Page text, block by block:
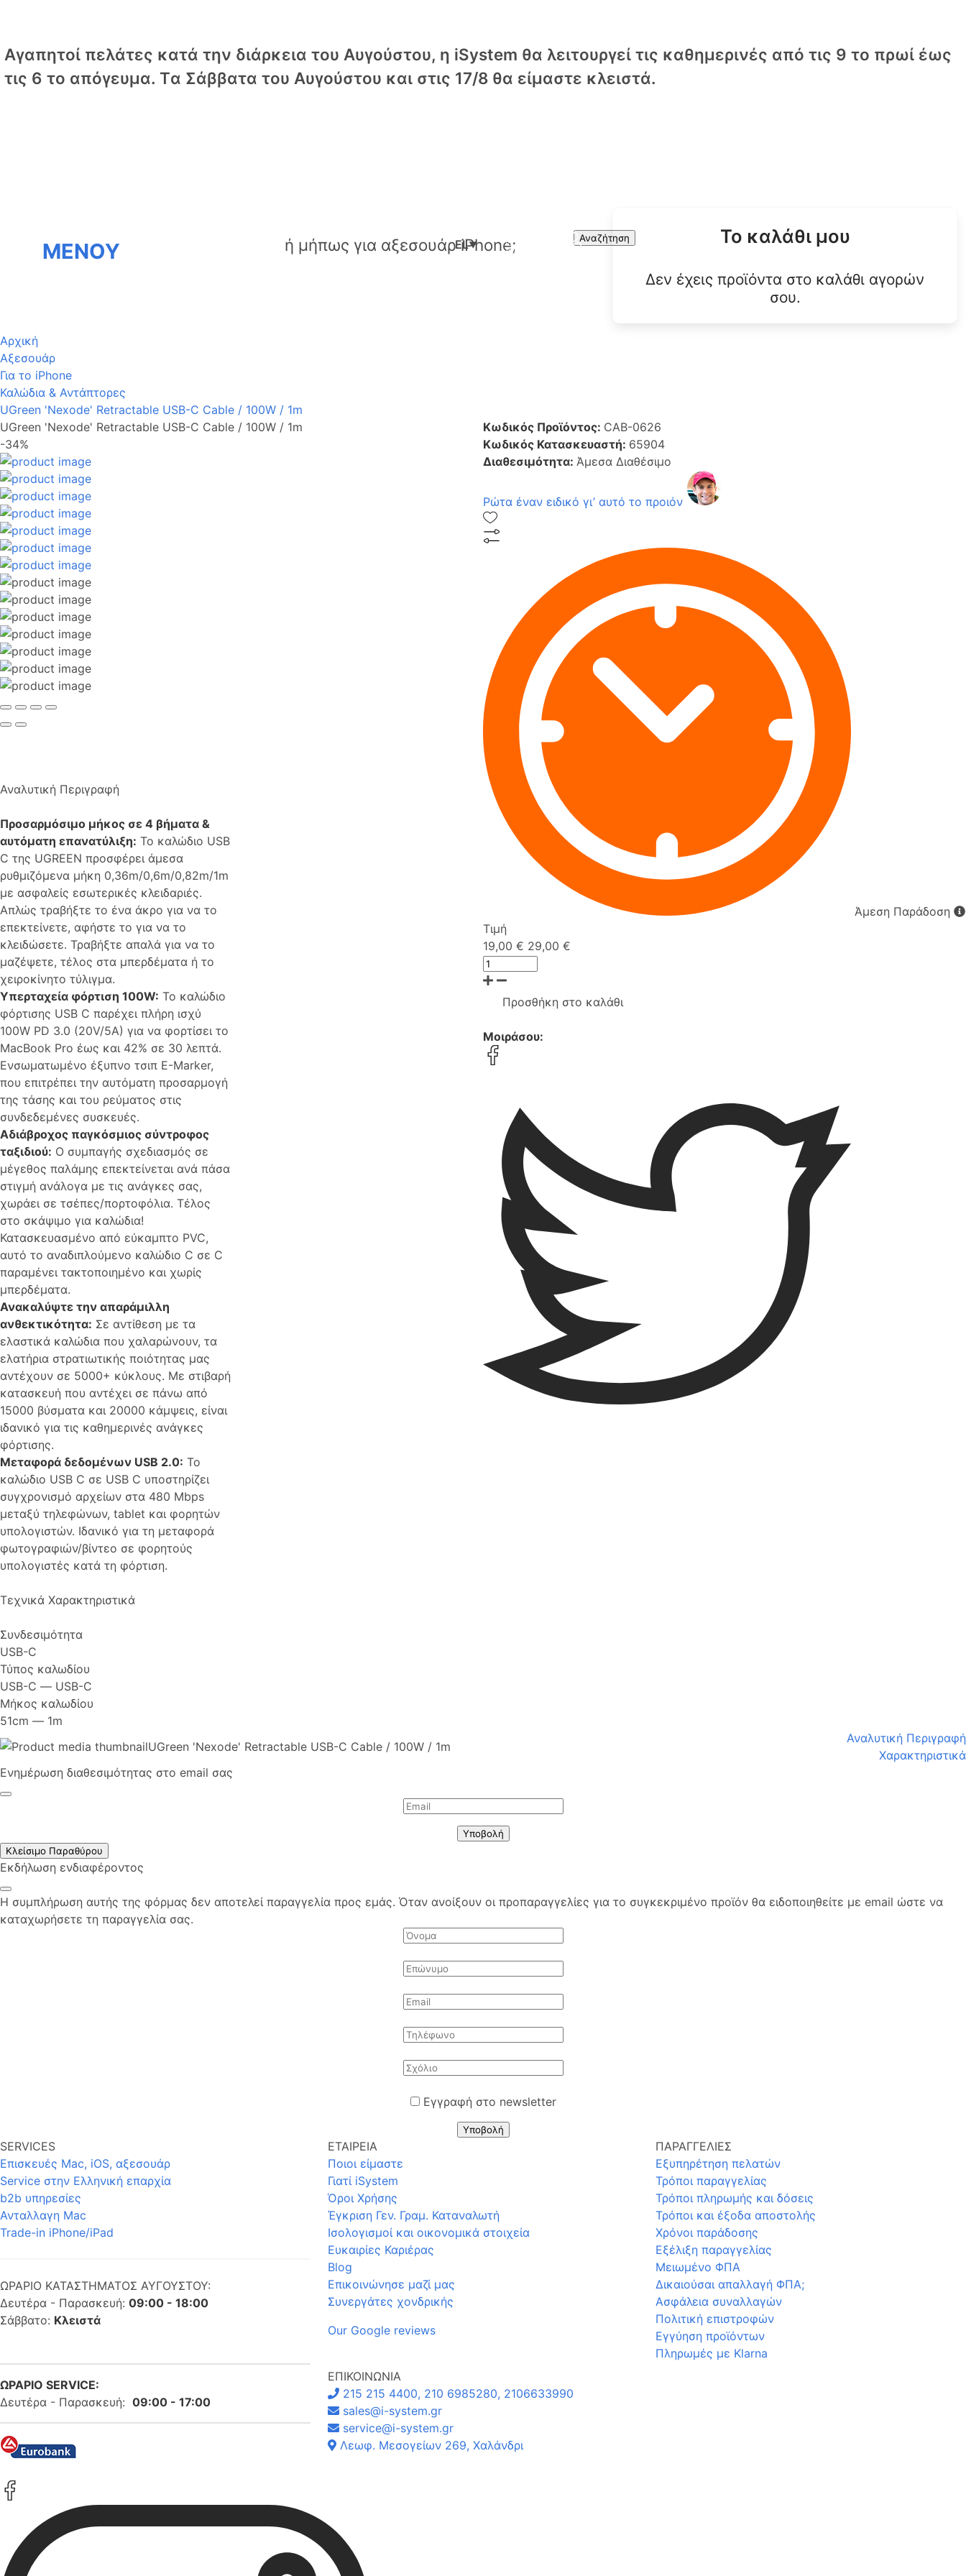
Αγαπητοί πελάτες κατά την διάρκεια του Αυγούστου, η iSystem θα λειτουργεί τις καθημερινές από τις 9 το πρωί έως
τις 6 το απόγευμα. Tα Σάββατα του Αυγούστου και στις 17/8 θα είμαστε κλειστά.
ΜΕΝΟΥ
Search Αναζήτηση
EL▼ Το καλάθι μου
Δεν έχεις προϊόντα στο καλάθι αγορών
σου.
Αρχική
Αξεσουάρ
Για το iPhone
Καλώδια & Αντάπτορες
UGreen 'Nexode' Retractable USB-C Cable / 100W / 1m
UGreen 'Nexode' Retractable USB-C Cable / 100W / 1m
-34%
Αναλυτική Περιγραφή
Προσαρμόσιμο μήκος σε 4 βήματα &
αυτόματη επανατύλιξη: Το καλώδιο USB
C της UGREEN προσφέρει άμεσα
ρυθμιζόμενα μήκη 0,36m/0,6m/0,82m/1m
με ασφαλείς εσωτερικές κλειδαριές.
Απλώς τραβήξτε το ένα άκρο για να το
επεκτείνετε, αφήστε το για να το
κλειδώσετε. Τραβήξτε απαλά για να το
μαζέψετε, τέλος στα μπερδέματα ή το
χειροκίνητο τύλιγμα.
Υπερταχεία φόρτιση 100W: Το καλώδιο
φόρτισης USB C παρέχει πλήρη ισχύ
100W PD 3.0 (20V/5A) για να φορτίσει το
MacBook Pro έως και 42% σε 30 λεπτά.
Ενσωματωμένο έξυπνο τσιπ E-Marker,
που επιτρέπει την αυτόματη προσαρμογή
της τάσης και του ρεύματος στις
συνδεδεμένες συσκευές.
Αδιάβροχος παγκόσμιος σύντροφος
ταξιδιού: Ο συμπαγής σχεδιασμός σε
μέγεθος παλάμης επεκτείνεται ανά πάσα
στιγμή ανάλογα με τις ανάγκες σας,
χωράει σε τσέπες/πορτοφόλια. Τέλος
στο σκάψιμο για καλώδια!
Κατασκευασμένο από εύκαμπτο PVC,
αυτό το αναδιπλούμενο καλώδιο C σε C
παραμένει τακτοποιημένο και χωρίς
μπερδέματα.
Ανακαλύψτε την απαράμιλλη
ανθεκτικότητα: Σε αντίθεση με τα
ελαστικά καλώδια που χαλαρώνουν, τα
ελατήρια στρατιωτικής ποιότητας μας
αντέχουν σε 5000+ κύκλους. Με στιβαρή
κατασκευή που αντέχει σε πάνω από
15000 βύσματα και 20000 κάμψεις, είναι
ιδανικό για τις καθημερινές ανάγκες
φόρτισης.
Μεταφορά δεδομένων USB 2.0: Το
καλώδιο USB C σε USB C υποστηρίζει
συγχρονισμό αρχείων στα 480 Mbps
μεταξύ τηλεφώνων, tablet και φορητών
υπολογιστών. Ιδανικό για τη μεταφορά
φωτογραφιών/βίντεο σε φορητούς
υπολογιστές κατά τη φόρτιση.
Τεχνικά Χαρακτηριστικά
Συνδεσιμότητα
USB-C
Τύπος καλωδίου
USB-C ― USB-C
Μήκος καλωδίου
51cm ― 1m
Κωδικός Προϊόντος: CAB-0626
Κωδικός Κατασκευαστή: 65904
Διαθεσιμότητα: Άμεσα Διαθέσιμο
Ρώτα έναν ειδικό γι’ αυτό το προιόν
Άμεση Παράδοση
Τιμή
19,00 € 29,00 €
Προσθήκη στο καλάθι
Μοιράσου:
UGreen 'Nexode' Retractable USB-C Cable / 100W / 1m
Αναλυτική Περιγραφή
Χαρακτηριστικά
Ενημέρωση διαθεσιμότητας στο email σας
Υποβολή
Κλείσιμο Παραθύρου
Εκδήλωση ενδιαφέροντος
Η συμπλήρωση αυτής της φόρμας δεν αποτελεί παραγγελία προς εμάς. Όταν ανοίξουν οι προπαραγγελίες για το συγκεκριμένο προϊόν θα ειδοποιηθείτε με email ώστε να
καταχωρήσετε τη παραγγελία σας.
Εγγραφή στο newsletter
Υποβολή
SERVICES
Επισκευές Mac, iOS, αξεσουάρ
Service στην Eλληνική επαρχία
b2b υπηρεσίες
Ανταλλαγη Mac
Trade-in iPhone/iPad
ΩΡΑΡΙΟ ΚΑΤΑΣΤΗΜΑΤΟΣ ΑΥΓΟΥΣΤΟΥ:
Δευτέρα - Παρασκευή: 09:00 - 18:00
Σάββατο: Κλειστά
ΩΡΑΡΙΟ SERVICE:
Δευτέρα - Παρασκευή: 09:00 - 17:00
ΕΤΑΙΡΕΙΑ
Ποιοι είμαστε
Γιατί iSystem
Όροι Χρήσης
Έγκριση Γεν. Γραμ. Καταναλωτή
Ισολογισμοί και οικονομικά στοιχεία
Ευκαιρίες Καριέρας
Blog
Επικοινώνησε μαζί μας
Συνεργάτες χονδρικής
Our Google reviews
ΕΠΙΚΟΙΝΩΝΙΑ
215 215 4400, 210 6985280, 2106633990
sales@i-system.gr
service@i-system.gr
Λεωφ. Μεσογείων 269, Χαλάνδρι
ΠΑΡΑΓΓΕΛΙΕΣ
Εξυπηρέτηση πελατών
Τρόποι παραγγελίας
Τρόποι πληρωμής και δόσεις
Τρόποι και έξοδα αποστολής
Χρόνοι παράδοσης
Εξέλιξη παραγγελίας
Μειωμένο ΦΠΑ
Δικαιούσαι απαλλαγή ΦΠΑ;
Ασφάλεια συναλλαγών
Πολιτική επιστροφών
Εγγύηση προϊόντων
Πληρωμές με Klarna